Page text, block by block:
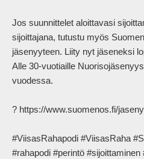
Jos suunnittelet aloittavasi
sijoittajana, tutustu myös
jäsenyyteen. Liity nyt jäseneksi
Alle 30-vuotiaille
vuodessa.
? https://www.suomenos.fi/
#ViisasRahapodi #ViisasRaha
#rahapodi #perintö